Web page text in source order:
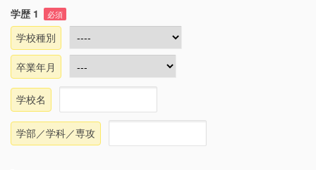
学歴 1
必須
学校種別
卒業年月
学校名
学部／学科／専攻